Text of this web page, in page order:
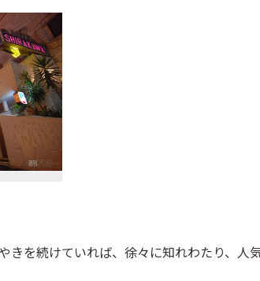
を続けていれば、徐々に知れわたり、人